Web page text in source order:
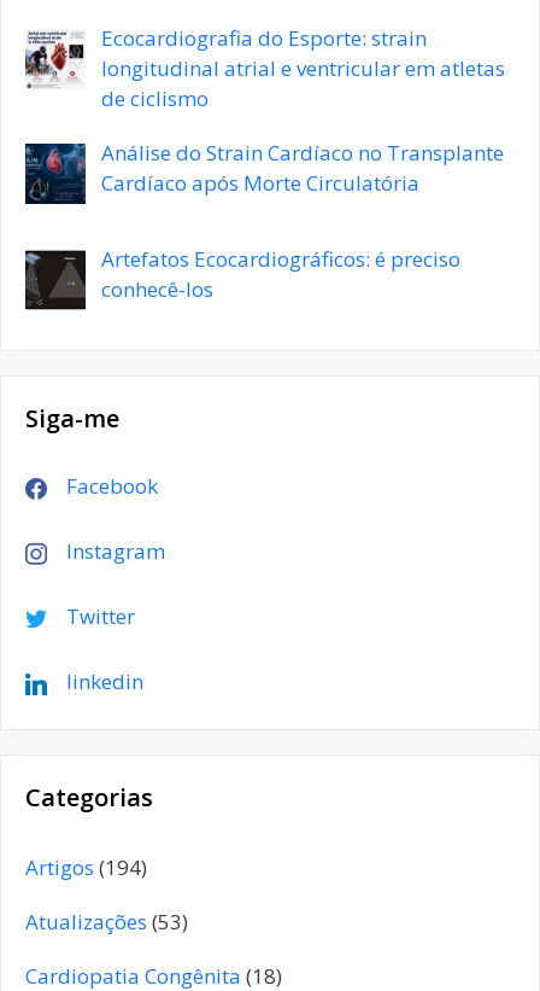
Ecocardiografia do Esporte: strain
longitudinal atrial e ventricular em atletas
de ciclismo
Análise do Strain Cardíaco no Transplante
Cardíaco após Morte Circulatória
Artefatos Ecocardiográficos: é preciso
conhecê-los
Siga-me
Facebook
Instagram
Twitter
linkedin
Categorias
Artigos (194)
Atualizações (53)
Cardiopatia Congênita (18)